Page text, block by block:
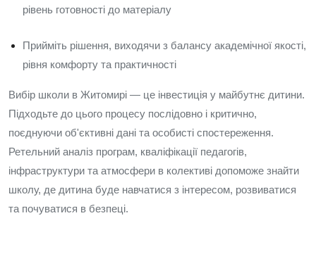
рівень готовності до матеріалу
Прийміть рішення, виходячи з балансу академічної якості,
рівня комфорту та практичності
Вибір школи в Житомирі — це інвестиція у майбутнє дитини.
Підходьте до цього процесу послідовно і критично,
поєднуючи об'єктивні дані та особисті спостереження.
Ретельний аналіз програм, кваліфікації педагогів,
інфраструктури та атмосфери в колективі допоможе знайти
школу, де дитина буде навчатися з інтересом, розвиватися
та почуватися в безпеці.